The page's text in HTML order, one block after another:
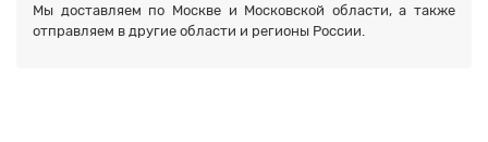
Мы доставляем по Москве и Московской области, а также
отправляем в другие области и регионы России.